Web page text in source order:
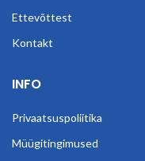
Ettevõttest
Kontakt
INFO
Privaatsuspoliitika
Müügitingimused